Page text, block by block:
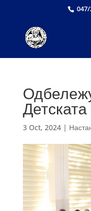
3 Oct, 2024|